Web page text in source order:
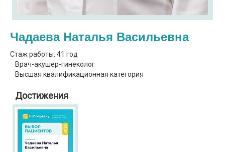
Чадаева Наталья Васильевна
Стаж работы: 41 год
Врач-акушер-гинеколог
Высшая квалификационная категория
Достижения